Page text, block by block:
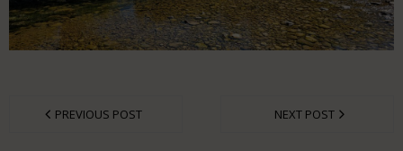
PREVIOUS POST NEXT POST